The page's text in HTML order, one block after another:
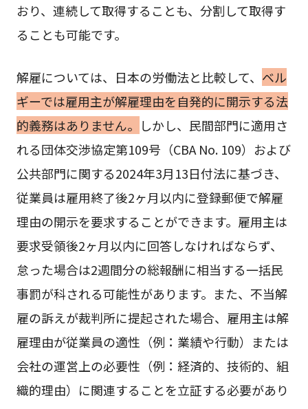
おり、連続して取得することも、分割して取得す
ることも可能です。
解雇については、日本の労働法と比較して、 ベル
ギーでは雇用主が解雇理由を自発的に開示する法
的義務はありません。 しかし、民間部門に適用さ
れる団体交渉協定第109号（CBA No. 109）および
公共部門に関する2024年3月13日付法に基づき、
従業員は雇用終了後2ヶ月以内に登録郵便で解雇
理由の開示を要求することができます。雇用主は
要求受領後2ヶ月以内に回答しなければならず、
怠った場合は2週間分の総報酬に相当する一括民
事罰が科される可能性があります。また、不当解
雇の訴えが裁判所に提起された場合、雇用主は解
雇理由が従業員の適性（例：業績や行動）または
会社の運営上の必要性（例：経済的、技術的、組
織的理由）に関連することを立証する必要があり